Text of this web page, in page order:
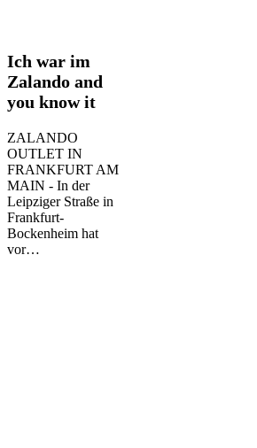
Ich
war
im
Zalando
you
know
it
Ich war im
Zalando and
you know it
ZALANDO
OUTLET IN
FRANKFURT AM
MAIN - In der
Leipziger Straße in
Frankfurt-
Bockenheim hat
vor…